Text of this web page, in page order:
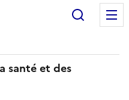
santé et des